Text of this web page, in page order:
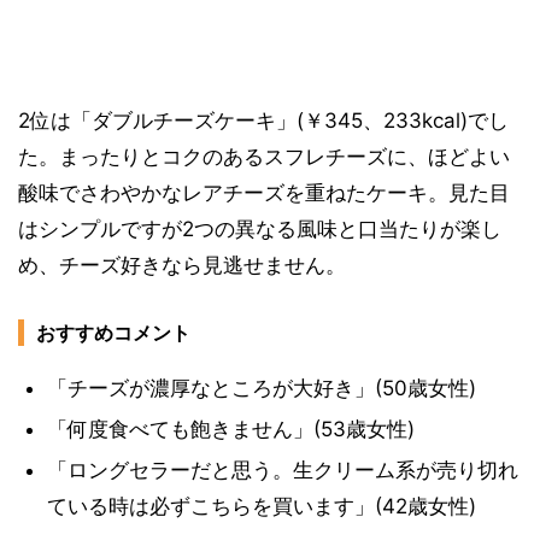
2位は「ダブルチーズケーキ」(￥345、233kcal)でし
た。まったりとコクのあるスフレチーズに、ほどよい
酸味でさわやかなレアチーズを重ねたケーキ。見た目
はシンプルですが2つの異なる風味と口当たりが楽し
め、チーズ好きなら見逃せません。
おすすめコメント
「チーズが濃厚なところが大好き」(50歳女性)
「何度食べても飽きません」(53歳女性)
「ロングセラーだと思う。生クリーム系が売り切れ
ている時は必ずこちらを買います」(42歳女性)